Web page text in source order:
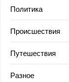
Политика
Происшествия
Путешествия
Разное